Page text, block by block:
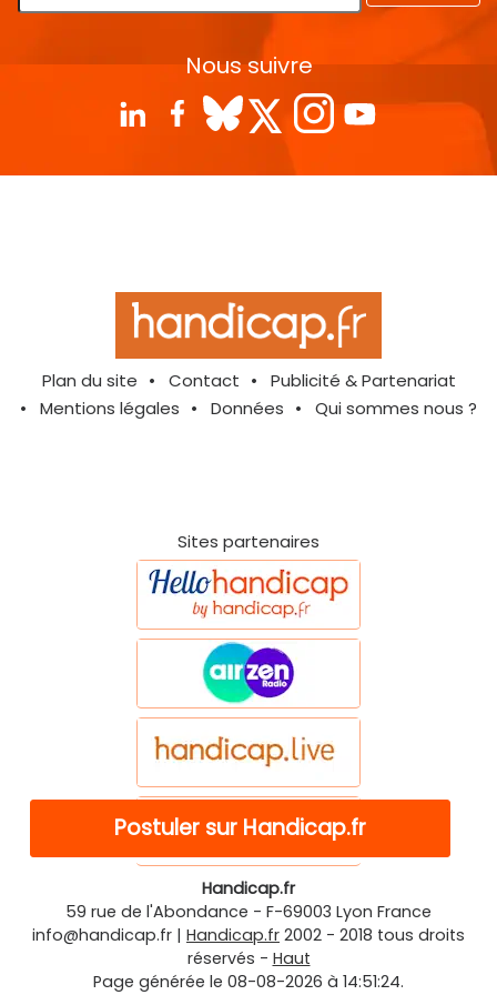
Postuler sur Handicap.fr
Nous suivre
Plan du site Contact
Publicité & Partenariat
Mentions légales
Données Qui sommes nous ?
Sites partenaires
Handicap.fr
59 rue de l'Abondance - F-69003 Lyon France
info@handicap.fr | Handicap.fr 2002 - 2018 tous droits
réservés - Haut
Page générée le 08-08-2026 à 14:51:24.